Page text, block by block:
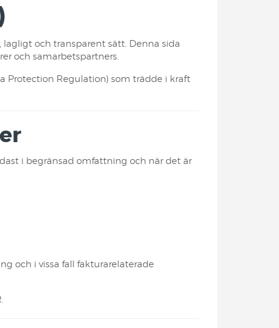
och transparent sätt. Denna sida
och samarbetspartners.
Protection Regulation) som trädde i kraft
i begränsad omfattning och när det är
och i vissa fall fakturarelaterade